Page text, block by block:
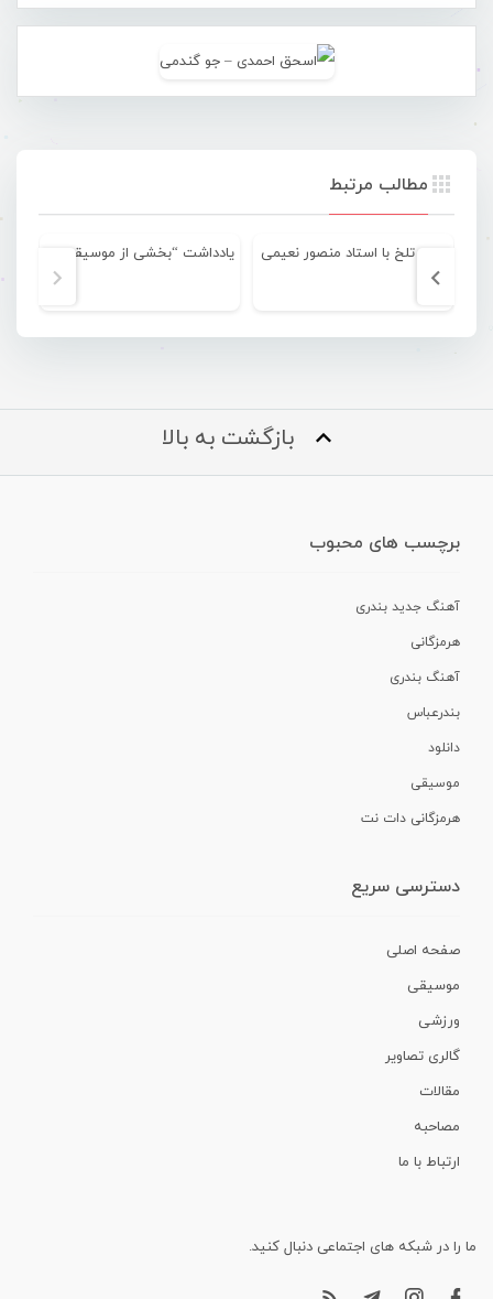
مطالب مرتبط
وداع تلخ با استاد منصور نعیمی
بازگشت به بالا
برچسب های محبوب
آهنگ جدید بندری
هرمزگانی
آهنگ بندری
بندرعباس
دانلود
موسیقی
هرمزگانی دات نت
دسترسی سریع
صفحه اصلی
موسیقی
ورزشی
گالری تصاویر
مقالات
مصاحبه
ارتباط با ما
ما را در شبکه های اجتماعی دنبال کنید.